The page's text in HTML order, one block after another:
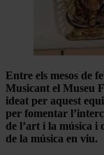
Entre els mesos de
Musicant el Museu
ideat per aquest
per fomentar
de l’art i la música i
de la música en viu.